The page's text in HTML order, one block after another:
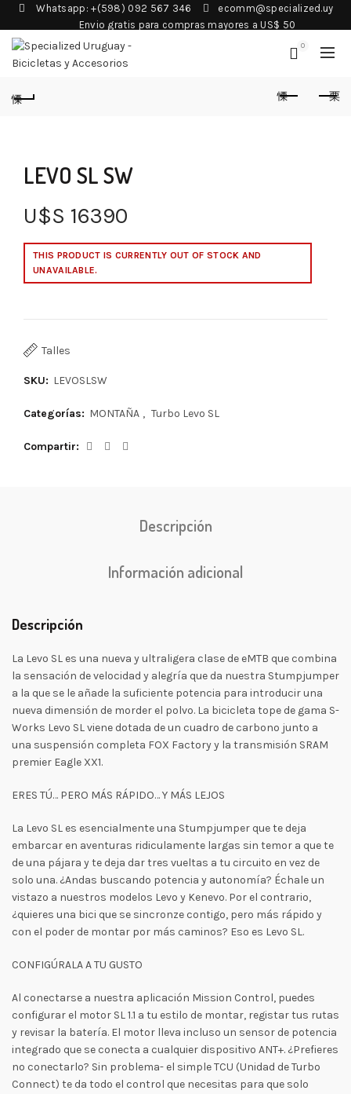
Whatsapp: +(598) 092 567 346
ecomm@specialized.uy
Envio gratis para compras mayores a US$ 50
0
LEVO SL SW
U$S 16390
THIS PRODUCT IS CURRENTLY OUT OF STOCK AND
UNAVAILABLE.
Talles
SKU: LEVOSLSW
Categorías: MONTAÑA , Turbo Levo SL
Compartir
Descripción
Información adicional
Descripción
La Levo SL es una nueva y ultraligera clase de eMTB que combina
la sensación de velocidad y alegría que da nuestra Stumpjumper
a la que se le añade la suficiente potencia para introducir una
nueva dimensión de morder el polvo. La bicicleta tope de gama S-
Works Levo SL viene dotada de un cuadro de carbono junto a
una suspensión completa FOX Factory y la transmisión SRAM
premier Eagle XX1.
ERES TÚ… PERO MÁS RÁPIDO… Y MÁS LEJOS
La Levo SL es esencialmente una Stumpjumper que te deja
embarcar en aventuras ridiculamente largas sin temor a que te
de una pájara y te deja dar tres vueltas a tu circuito en vez de
solo una. ¿Andas buscando potencia y autonomía? Échale un
vistazo a nuestros modelos Levo y Kenevo. Por el contrario,
¿quieres una bici que se sincronze contigo, pero más rápido y
con el poder de montar por más caminos? Eso es Levo SL.
CONFIGÚRALA A TU GUSTO
Al conectarse a nuestra aplicación Mission Control, puedes
configurar el motor SL 1.1 a tu estilo de montar, registar tus rutas
y revisar la batería. El motor lleva incluso un sensor de potencia
integrado que se conecta a cualquier dispositivo ANT+. ¿Prefieres
no conectarlo? Sin problema- el simple TCU (Unidad de Turbo
Connect) te da todo el control que necesitas para que solo